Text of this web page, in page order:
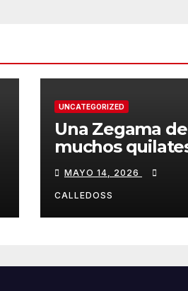
UNCATEGORIZED
Una Zegama de
muchos
MAYO 14, 2026
CALLEDOSS